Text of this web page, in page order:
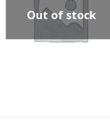
Out of stock